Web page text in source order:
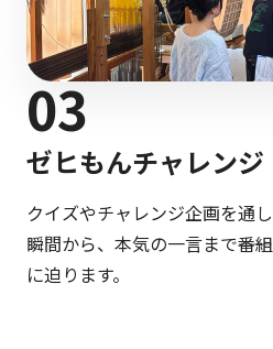
03
ゼヒもんチャレンジ
クイズやチャレンジ企画を通
瞬間から、本気の一言まで――
に迫ります。